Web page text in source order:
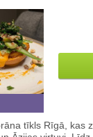
tīkls Rīgā, kas